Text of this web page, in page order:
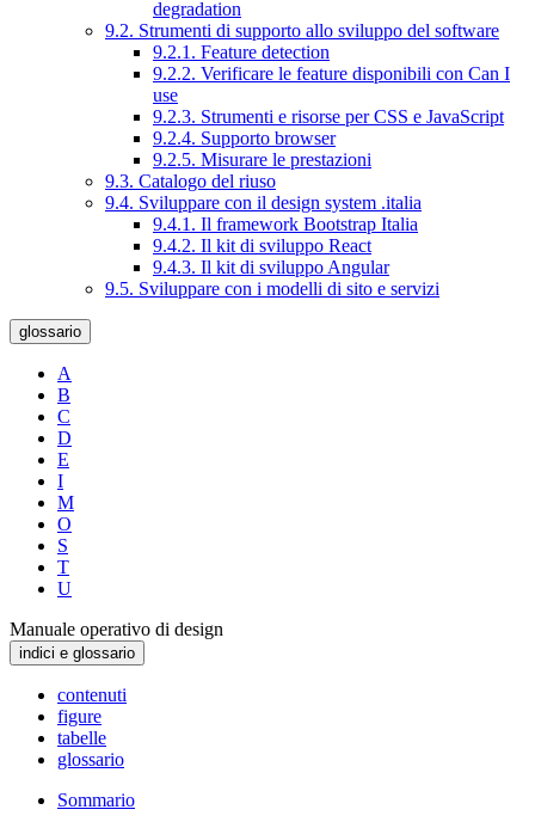
degradation
9.2. Strumenti di supporto allo sviluppo del software
9.2.1. Feature detection
9.2.2. Verificare le feature disponibili con Can I
use
9.2.3. Strumenti e risorse per CSS e JavaScript
9.2.4. Supporto browser
9.2.5. Misurare le prestazioni
9.3. Catalogo del riuso
9.4. Sviluppare con il design system .italia
9.4.1. Il framework Bootstrap Italia
9.4.2. Il kit di sviluppo React
9.4.3. Il kit di sviluppo Angular
9.5. Sviluppare con i modelli di sito e servizi
glossario
A
B
C
D
E
I
M
O
S
T
U
Manuale operativo di design
indici e glossario
contenuti
figure
tabelle
glossario
Sommario